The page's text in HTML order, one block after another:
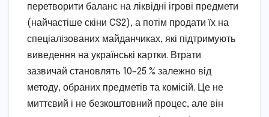
перетворити баланс на ліквідні ігрові предмети
(найчастіше скіни CS2), а потім продати їх на
спеціалізованих майданчиках, які підтримують
виведення на українські картки. Втрати
зазвичай становлять 10–25 % залежно від
методу, обраних предметів та комісій. Це не
миттєвий і не безкоштовний процес, але він